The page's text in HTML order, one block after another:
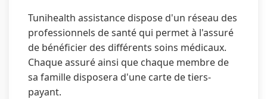
Tunihealth assistance dispose d'un réseau des
professionnels de santé qui permet à l'assuré
de bénéficier des différents soins médicaux.
Chaque assuré ainsi que chaque membre de
sa famille disposera d'une carte de tiers-
payant.